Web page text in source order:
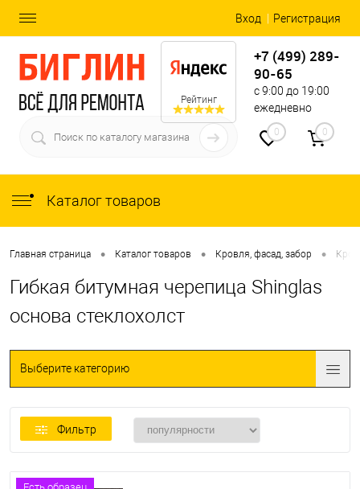
Вход Регистрация
Рейтинг
+7 (499) 289-
90-65
с 9:00 до 19:00
ежедневно
0 0
Каталог товаров
Главная страница • Каталог товаров • Кровля, фасад, забор •
Гибкая битумная черепица Shinglas
основа cтеклохолст
Выберите категорию
Фильтр